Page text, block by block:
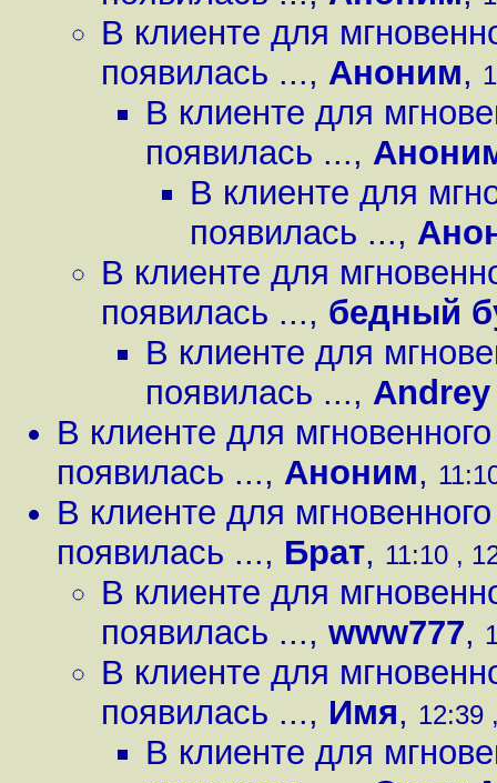
В клиенте для
появилась ..., Аноним,
В клиенте для
появилась ...,
В клиенте для
появилась ...,
В клиенте для
появилась ..., бедный
В клиенте для
появилась ...,
В клиенте для
появилась ..., Аноним,
В клиенте для
появилась ..., Брат, 11:10 ,
В клиенте для
появилась ..., www777,
В клиенте для
появилась ..., Имя, 12:39
В клиенте для